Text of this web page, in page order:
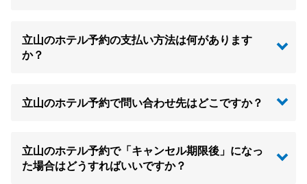
立山のホテル予約の支払い方法は何があります
か？
立山のホテル予約で問い合わせ先はどこですか？
立山のホテル予約で「キャンセル期限後」になっ
た場合はどうすればいいですか？